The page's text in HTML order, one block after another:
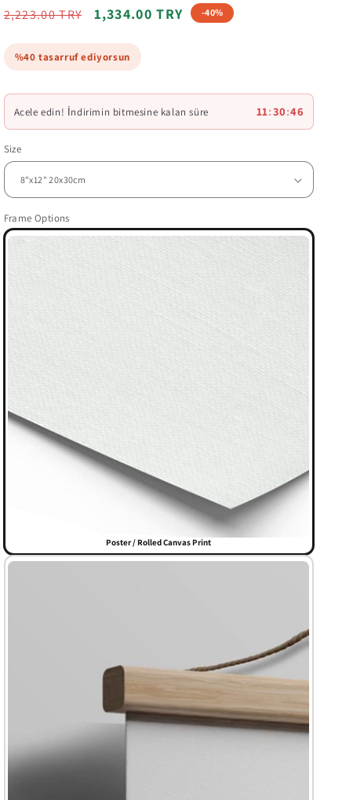
n
Regular
2,223.00 TRY
Sale
1,334.00 TRY -40%
%40 tasarruf ediyorsun
Acele edin! İndirimin bitmesine kalan süre 11:30:45
Size
Frame Options
Poster / Rolled Canvas Print